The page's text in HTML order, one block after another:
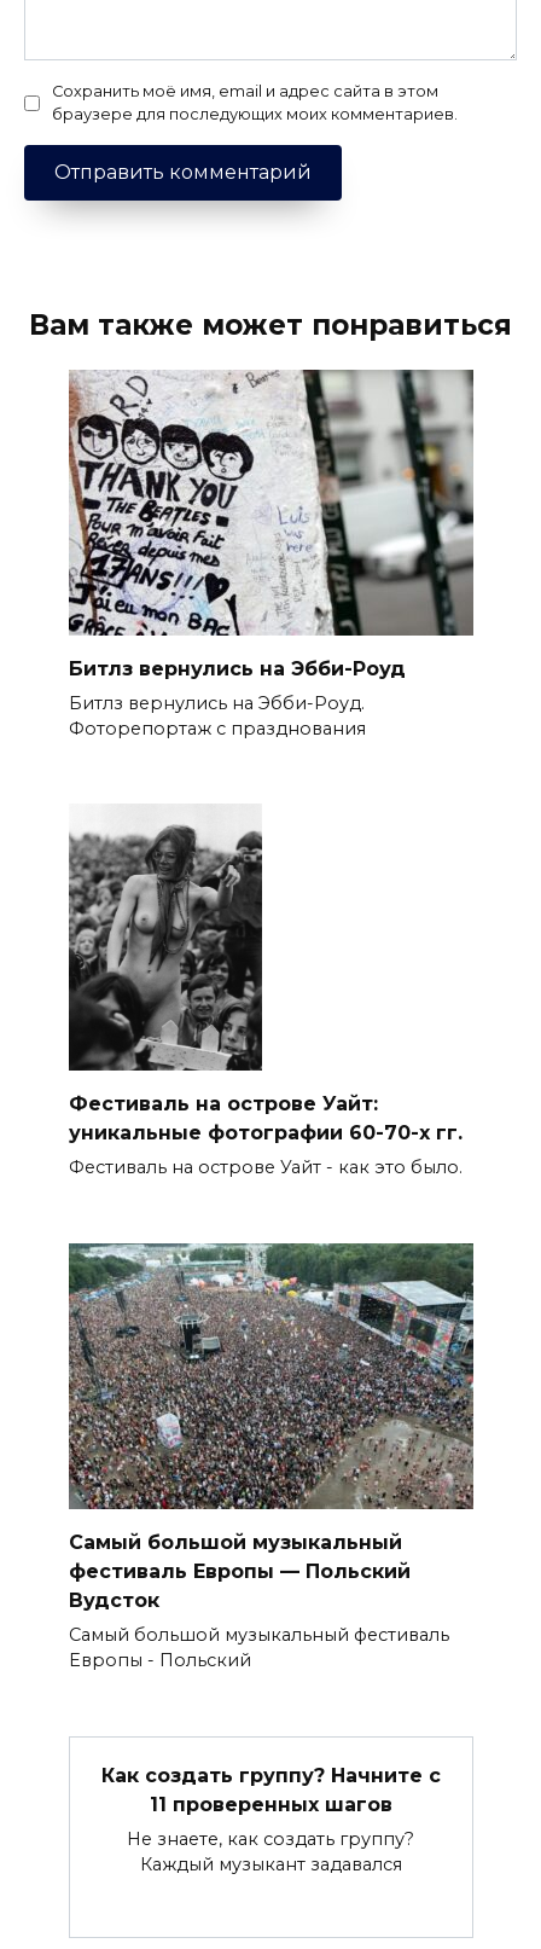
Сохранить моё имя, email и адрес сайта в этом
браузере для последующих моих комментариев.
Вам также может понравиться
Битлз вернулись на Эбби-Роуд
Битлз вернулись на Эбби-Роуд.
Фоторепортаж с празднования
Фестиваль на острове Уайт:
уникальные фотографии 60-70-х гг.
Фестиваль на острове Уайт - как это было.
Самый большой музыкальный
фестиваль Европы — Польский
Вудсток
Самый большой музыкальный фестиваль
Европы - Польский
Как создать группу? Начните с
11 проверенных шагов
Не знаете, как создать группу?
Каждый музыкант задавался